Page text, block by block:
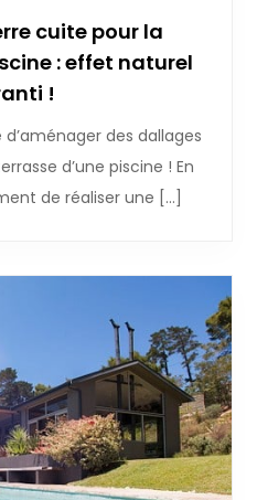
cuite pour la
: effet naturel
!
des dallages
d’une piscine ! En
de réaliser une […]